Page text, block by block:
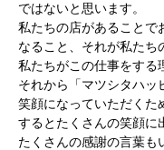
ではないと思います。
私たちの店があることで
なること、それが私たち
私たちがこの仕事をする
それから「マツシタハッ
笑顔になっていただくた
するとたくさんの笑顔に
たくさんの感謝の言葉も